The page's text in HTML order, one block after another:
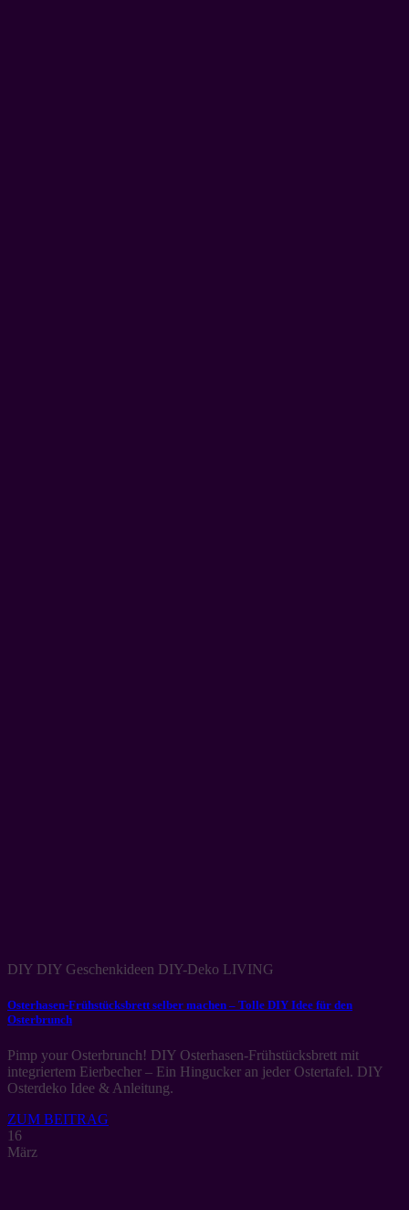
DIY DIY Geschenkideen DIY-Deko LIVING
Osterhasen-Frühstücksbrett selber machen – Tolle DIY Idee für den
Osterbrunch
Pimp your Osterbrunch! DIY Osterhasen-Frühstücksbrett mit
integriertem Eierbecher – Ein Hingucker an jeder Ostertafel. DIY
Osterdeko Idee & Anleitung.
ZUM BEITRAG
16
März